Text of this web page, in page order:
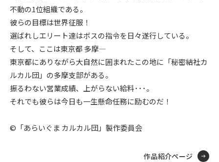
不動の1位組織である。
彼らの目標は世界征服！
選ばれしエリート達はボスの指令を日々遂行している。
そして、ここは東京都 多摩―
東京都にありながら大自然に囲まれたこの地に「秘密結社カ
ルカル団」の多摩支部がある。
振るわない営業成績、上がらない給料･･･。
それでも彼らは今日も一生懸命任務に励むのだ！
©「あらいぐま カルカル団」製作委員会
作品紹介ページ